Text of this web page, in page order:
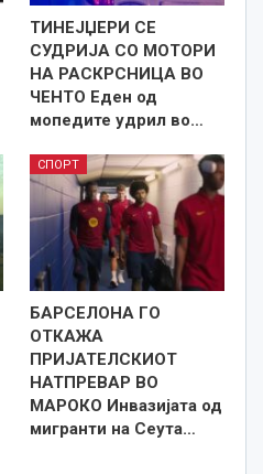
ТИНЕЈЏЕРИ СЕ
СУДРИЈА СО МОТОРИ
НА РАСКРСНИЦА ВО
ЧЕНТО Еден од
мопедите удрил во…
СПОРТ
БАРСЕЛОНА ГО
ОТКАЖА
ПРИЈАТЕЛСКИОТ
НАТПРЕВАР ВО
МАРОКО Инвазијата од
мигранти на Сеута…